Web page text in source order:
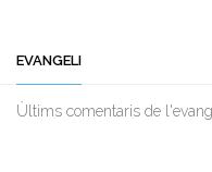
EVANGELI
Ùltims comentaris de